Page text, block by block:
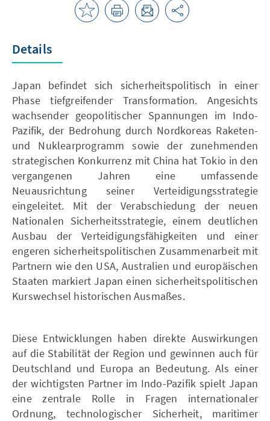
Details
Japan befindet sich sicherheitspolitisch in einer
Phase tiefgreifender Transformation. Angesichts
wachsender geopolitischer Spannungen im Indo-
Pazifik, der Bedrohung durch Nordkoreas Raketen-
und Nuklearprogramm sowie der zunehmenden
strategischen Konkurrenz mit China hat Tokio in den
vergangenen Jahren eine umfassende
Neuausrichtung seiner Verteidigungsstrategie
eingeleitet. Mit der Verabschiedung der neuen
Nationalen Sicherheitsstrategie, einem deutlichen
Ausbau der Verteidigungsfähigkeiten und einer
engeren sicherheitspolitischen Zusammenarbeit mit
Partnern wie den USA, Australien und europäischen
Staaten markiert Japan einen sicherheitspolitischen
Kurswechsel historischen Ausmaßes.
Diese Entwicklungen haben direkte Auswirkungen
auf die Stabilität der Region und gewinnen auch für
Deutschland und Europa an Bedeutung. Als einer
der wichtigsten Partner im Indo-Pazifik spielt Japan
eine zentrale Rolle in Fragen internationaler
Ordnung, technologischer Sicherheit, maritimer